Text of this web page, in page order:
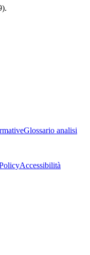
Glossario analisi
Accessibilità